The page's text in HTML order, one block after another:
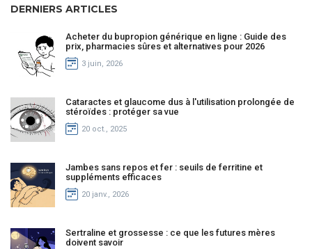
DERNIERS ARTICLES
Acheter du bupropion générique en ligne : Guide des
prix, pharmacies sûres et alternatives pour 2026
3 juin, 2026
Cataractes et glaucome dus à l'utilisation prolongée de
stéroïdes : protéger sa vue
20 oct., 2025
Jambes sans repos et fer : seuils de ferritine et
suppléments efficaces
20 janv., 2026
Sertraline et grossesse : ce que les futures mères
doivent savoir